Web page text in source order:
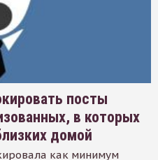
посты
в которых
домой
как минимум